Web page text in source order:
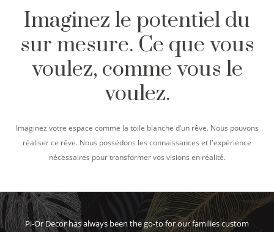
Imaginez le potentiel du
sur mesure. Ce que vous
voulez, comme vous le
voulez.
Imaginez votre espace comme la toile blanche d’un rêve. Nous pouvons
réaliser ce rêve. Nous possédons les connaissances et l'expérience
nécessaires pour transformer vos visions en réalité.
Pi-Or Decor has always been the go-to for our families custom